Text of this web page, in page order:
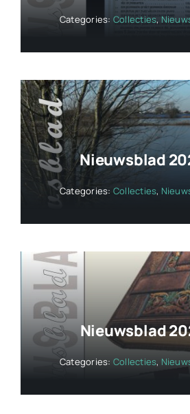
Categories: Collecties,
Nieuwsblad
Categories: Collecties,
Nieuwsblad
Categories: Collecties,